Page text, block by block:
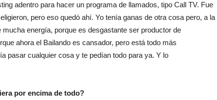
adentro para hacer un programa de llamados, tipo Call TV. Fue
pero eso quedó ahí. Yo tenía ganas de otra cosa pero, a la
energía, porque es desgastante ser productor de
ahora el Bailando es cansador, pero está todo más
pasar cualquier cosa y te pedían todo para ya. Y lo
por encima de todo?